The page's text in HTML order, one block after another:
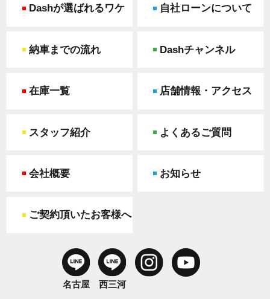
Dashが選ばれるワケ 自社ローンについて
納車までの流れ Dashチャンネル
在庫一覧 店舗情報・アクセス
スタッフ紹介 よくあるご質問
会社概要 お知らせ
ご契約頂いたお客様へ
名古屋 西三河